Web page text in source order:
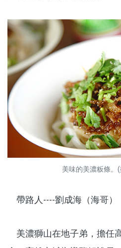
美味的美濃粄條。
帶路人----劉成海（海哥）
美濃獅山在地子弟，擔任